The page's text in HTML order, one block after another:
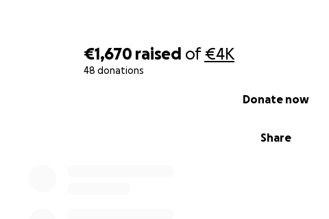
€1,670 raised of€4K
48 donations
Share
Donate now